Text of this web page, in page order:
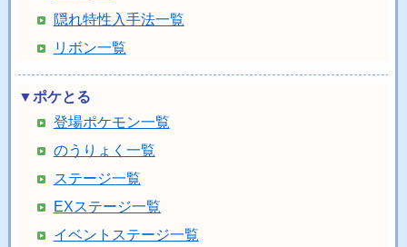
隠れ特性入手法一覧
リボン一覧
▼ポケとる
登場ポケモン一覧
のうりょく一覧
ステージ一覧
EXステージ一覧
イベントステージ一覧